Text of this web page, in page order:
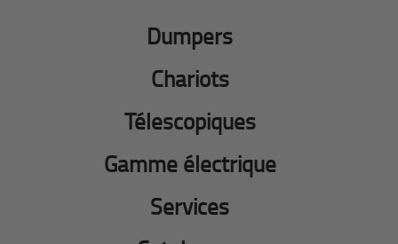
Dumpers
Chariots
Télescopiques
Gamme électrique
Services